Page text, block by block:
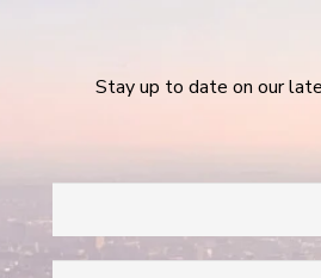
Stay up to date on our